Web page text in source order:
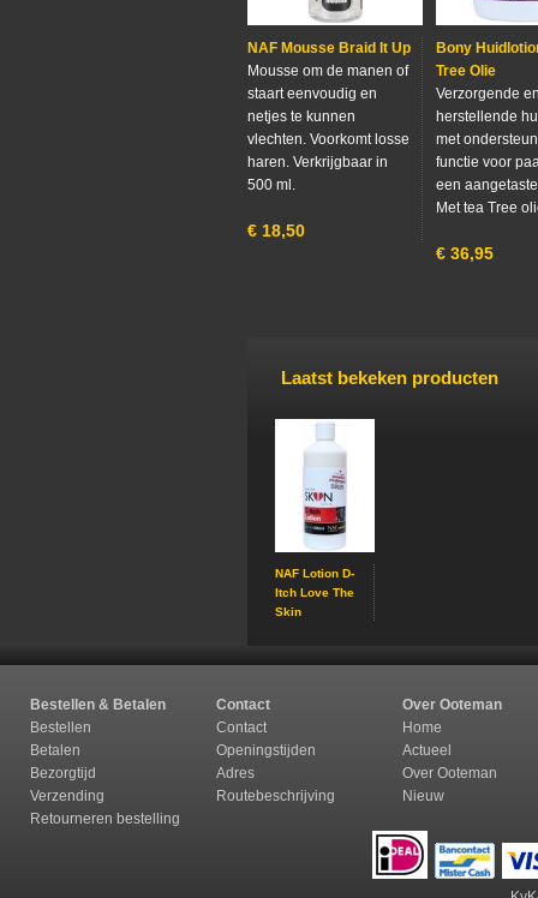
NAF Mousse Braid It Up
Mousse om de manen of
staart eenvoudig en
netjes te kunnen
vlechten. Voorkomt losse
haren. Verkrijgbaar in
500 ml.
€ 18,50
Bony
Tree Olie
Verzorgende
herstellende
met
functie voor
een
Met tea Tree
€ 36,95
Laatst bekeken producten
NAF Lotion D-
Itch Love The
Skin
Bestellen & Betalen Contact
Over Ooteman
Bestellen
Contact
Home
Betalen
Openingstijden
Actueel
Bezorgtijd
Adres
Over Ooteman
Verzending
Routebeschrijving
Nieuw
Retourneren bestelling